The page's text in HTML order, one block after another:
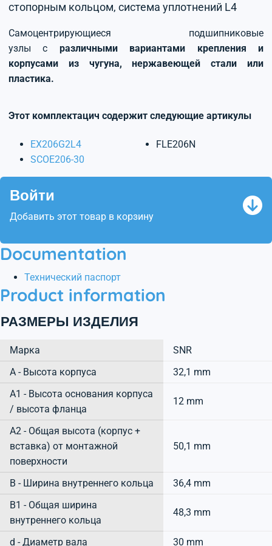
стопорным кольцом, система уплотнений L4
Самоцентрирующиеся подшипниковые
узлы с различными вариантами крепления и
корпусами из чугуна, нержавеющей стали или
пластика.
Этот комплектацич содержит следующие артикулы
EX206G2L4
SCOE206-30
FLE206N
Войти
Добавить этот товар в корзину
Documentation
Технический паспорт
Product information
РАЗМЕРЫ ИЗДЕЛИЯ
Марка
SNR
А - Высота корпуса
32,1 mm
A1 - Высота основания корпуса
/ высота фланца
12 mm
A2 - Общая высота (корпус +
вставка) от монтажной
поверхности
50,1 mm
B - Ширина внутреннего кольца
36,4 mm
B1 - Общая ширина
внутреннего кольца
48,3 mm
d - Диаметр вала 30 mm